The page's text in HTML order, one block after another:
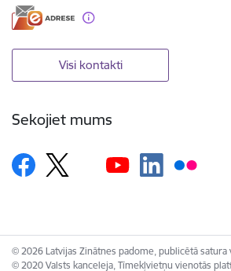
Visi kontakti
Sekojiet mums
© 2026 Latvijas Zinātnes padome, publicētā satura
© 2020 Valsts kanceleja, Tīmekļvietņu vienotās